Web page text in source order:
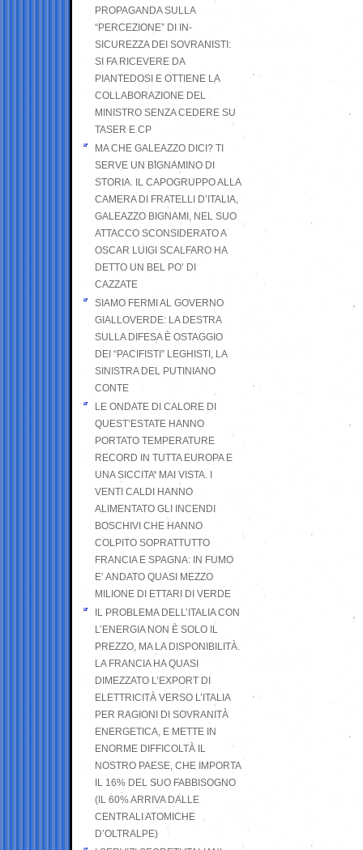
PROPAGANDA SULLA
“PERCEZIONE” DI IN-
SICUREZZA DEI SOVRANISTI:
SI FA RICEVERE DA
PIANTEDOSI E OTTIENE LA
COLLABORAZIONE DEL
MINISTRO SENZA CEDERE SU
TASER E CP
MA CHE GALEAZZO DICI? TI
SERVE UN BIGNAMINO DI
STORIA. IL CAPOGRUPPO ALLA
CAMERA DI FRATELLI D’ITALIA,
GALEAZZO BIGNAMI, NEL SUO
ATTACCO SCONSIDERATO A
OSCAR LUIGI SCALFARO HA
DETTO UN BEL PO’ DI
CAZZATE
SIAMO FERMI AL GOVERNO
GIALLOVERDE: LA DESTRA
SULLA DIFESA È OSTAGGIO
DEI “PACIFISTI” LEGHISTI, LA
SINISTRA DEL PUTINIANO
CONTE
LE ONDATE DI CALORE DI
QUEST’ESTATE HANNO
PORTATO TEMPERATURE
RECORD IN TUTTA EUROPA E
UNA SICCITA’ MAI VISTA. I
VENTI CALDI HANNO
ALIMENTATO GLI INCENDI
BOSCHIVI CHE HANNO
COLPITO SOPRATTUTTO
FRANCIA E SPAGNA: IN FUMO
E’ ANDATO QUASI MEZZO
MILIONE DI ETTARI DI VERDE
IL PROBLEMA DELL’ITALIA CON
L’ENERGIA NON È SOLO IL
PREZZO, MA LA DISPONIBILITÀ.
LA FRANCIA HA QUASI
DIMEZZATO L’EXPORT DI
ELETTRICITÀ VERSO L’ITALIA
PER RAGIONI DI SOVRANITÀ
ENERGETICA, E METTE IN
ENORME DIFFICOLTÀ IL
NOSTRO PAESE, CHE IMPORTA
IL 16% DEL SUO FABBISOGNO
(IL 60% ARRIVA DALLE
CENTRALI ATOMICHE
D’OLTRALPE)